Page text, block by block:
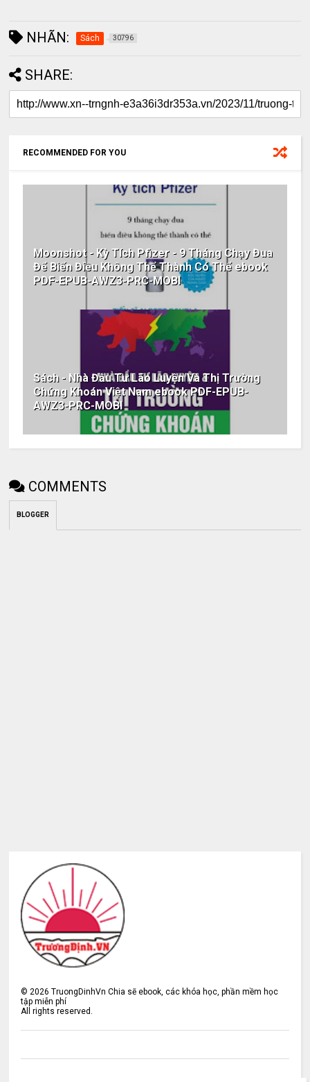
NHÃN: Sách 30796
SHARE:
RECOMMENDED FOR YOU
Moonshot - Kỳ Tích Pfizer - 9 Tháng Chạy Đua
Để Biến Điều Không Thể Thành Có Thể ebook
PDF-EPUB-AWZ3-PRC-MOBI
Sách - Nhà Đầu Tư Lão Luyện Và Thị Trường
Chứng Khoán Việt Nam ebook PDF-EPUB-
AWZ3-PRC-MOBI
COMMENTS
BLOGGER
©2026 TruongDinhVn Chia sẽ ebook, các khóa học, phần mềm học
tập miễn phí
All rights reserved.